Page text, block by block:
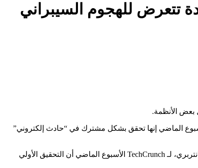
بعض الأنظمة.
تقع في مقاطعة كينت بالمملكة المتحدة ويبلغ عدد سكانها مجتمعة ما يقرب من 500 ألف نسمة – الأسبوع الماضي إنها تحقق بشكل مشترك في “حادث إلكتروني”
لا تزال هناك أسئلة حول الحادث، بما في ذلك ما إذا كان قد تم الوصول إلى البيانات الشخصية. صرح روبرت ديفيس، المتحدث باسم مجلس مدينة كانتربري، لـ TechCrunch الأسبوع الماضي أن التحقيق الأولي